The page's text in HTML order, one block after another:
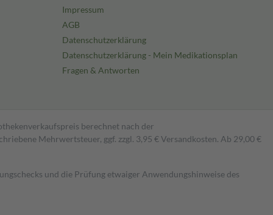
Impressum
AGB
Datenschutzerklärung
Datenschutzerklärung - Mein Medikationsplan
Fragen & Antworten
berechnet nach der
Mehrwertsteuer, ggf. zzgl. 3,95 € Versandkosten. Ab 29,00 €
und die Prüfung etwaiger Anwendungshinweise des